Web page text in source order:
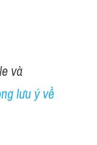
và
lưu ý về